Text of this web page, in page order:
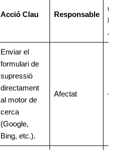
Acció Clau Responsable
(Per a
AEPD)
Enviar el
formulari de
supressió
directament
al motor de
cerca
(Google,
Bing, etc.).
Afectat –